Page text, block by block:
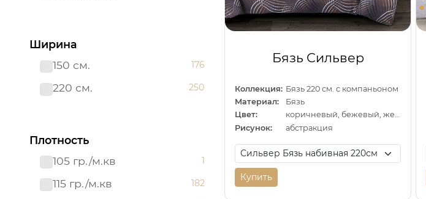
Ширина
150 см.
176
220 см. 250
Плотность
105 гр./м.кв
1
115 гр./м.кв 182
Бязь Сильвер
Коллекция: Бязь 220 см. с компаньоном
Материал:
Бязь
Цвет:
коричневый, бежевый, желтый
Рисунок:
абстракция
Купить